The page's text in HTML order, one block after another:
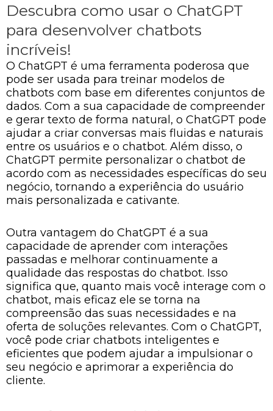
Descubra como usar o ChatGPT
para desenvolver chatbots
incríveis!
O ChatGPT é uma ferramenta poderosa que
pode ser usada para treinar modelos de
chatbots com base em diferentes conjuntos de
dados. Com a sua capacidade de compreender
e gerar texto de forma natural, o ChatGPT pode
ajudar a criar conversas mais fluidas e naturais
entre os usuários e o chatbot. Além disso, o
ChatGPT permite personalizar o chatbot de
acordo com as necessidades específicas do seu
negócio, tornando a experiência do usuário
mais personalizada e cativante.
Outra vantagem do ChatGPT é a sua
capacidade de aprender com interações
passadas e melhorar continuamente a
qualidade das respostas do chatbot. Isso
significa que, quanto mais você interage com o
chatbot, mais eficaz ele se torna na
compreensão das suas necessidades e na
oferta de soluções relevantes. Com o ChatGPT,
você pode criar chatbots inteligentes e
eficientes que podem ajudar a impulsionar o
seu negócio e aprimorar a experiência do
cliente.